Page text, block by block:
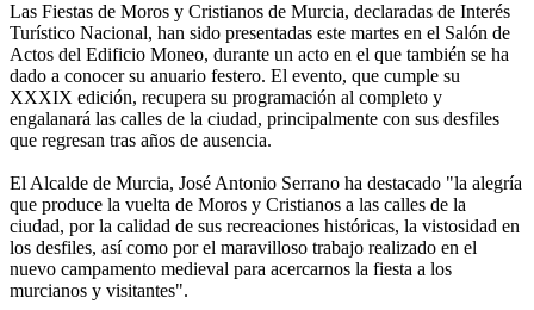
Las Fiestas de Moros y Cristianos de Murcia, declaradas de Interés
Turístico Nacional, han sido presentadas este martes en el Salón de
Actos del Edificio Moneo, durante un acto en el que también se ha
dado a conocer su anuario festero. El evento, que cumple su
XXXIX edición, recupera su programación al completo y
engalanará las calles de la ciudad, principalmente con sus desfiles
que regresan tras años de ausencia.
El Alcalde de Murcia, José Antonio Serrano ha destacado "la alegría
que produce la vuelta de Moros y Cristianos a las calles de la
ciudad, por la calidad de sus recreaciones históricas, la vistosidad en
los desfiles, así como por el maravilloso trabajo realizado en el
nuevo campamento medieval para acercarnos la fiesta a los
murcianos y visitantes".